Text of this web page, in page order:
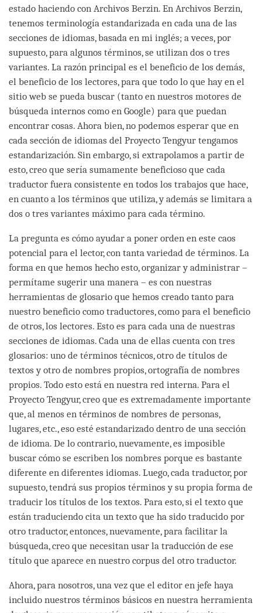
estado haciendo con Archivos Berzin. En Archivos Berzin,
tenemos terminología estandarizada en cada una de las
secciones de idiomas, basada en mi inglés; a veces, por
supuesto, para algunos términos, se utilizan dos o tres
variantes. La razón principal es el beneficio de los demás,
el beneficio de los lectores, para que todo lo que hay en el
sitio web se pueda buscar (tanto en nuestros motores de
búsqueda internos como en Google) para que puedan
encontrar cosas. Ahora bien, no podemos esperar que en
cada sección de idiomas del Proyecto Tengyur tengamos
estandarización. Sin embargo, si extrapolamos a partir de
esto, creo que sería sumamente beneficioso que cada
traductor fuera consistente en todos los trabajos que hace,
en cuanto a los términos que utiliza, y además se limitara a
dos o tres variantes máximo para cada término.
La pregunta es cómo ayudar a poner orden en este caos
potencial para el lector, con tanta variedad de términos. La
forma en que hemos hecho esto, organizar y administrar –
permítame sugerir una manera – es con nuestras
herramientas de glosario que hemos creado tanto para
nuestro beneficio como traductores, como para el beneficio
de otros, los lectores. Esto es para cada una de nuestras
secciones de idiomas. Cada una de ellas cuenta con tres
glosarios: uno de términos técnicos, otro de títulos de
textos y otro de nombres propios, ortografía de nombres
propios. Todo esto está en nuestra red interna. Para el
Proyecto Tengyur, creo que es extremadamente importante
que, al menos en términos de nombres de personas,
lugares, etc., eso esté estandarizado dentro de una sección
de idioma. De lo contrario, nuevamente, es imposible
buscar cómo se escriben los nombres porque es bastante
diferente en diferentes idiomas. Luego, cada traductor, por
supuesto, tendrá sus propios términos y su propia forma de
traducir los títulos de los textos. Para esto, si el texto que
están traduciendo cita un texto que ha sido traducido por
otro traductor, entonces, nuevamente, para facilitar la
búsqueda, creo que necesitan usar la traducción de ese
título que aparece en nuestro corpus del otro traductor.
Ahora, para nosotros, una vez que el editor en jefe haya
incluido nuestros términos básicos en nuestra herramienta